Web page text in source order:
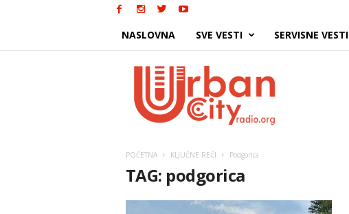
NASLOVNA SVE VESTI SERVISNE VESTI
POČETNA KLJUČNE REČI Podgorica
TAG: podgorica